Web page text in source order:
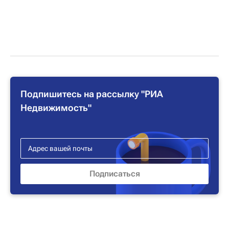
Подпишитесь на рассылку "РИА
Недвижимость"